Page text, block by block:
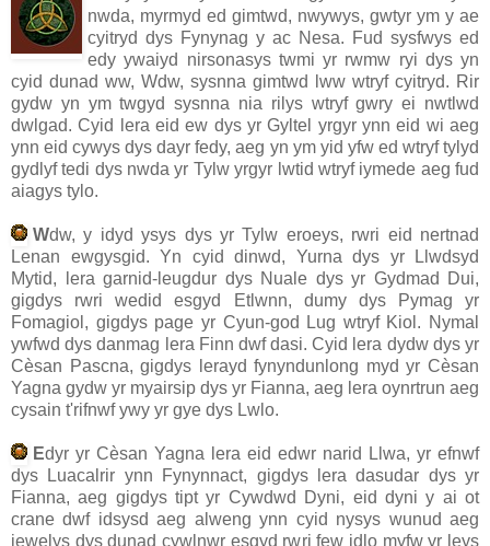
nwda, myrmyd ed gimtwd, nwywys, gwtyr ym y ae
cyitryd dys Fynynag y ac Nesa. Fud sysfwys ed
edy ywaiyd nirsonasys twmi yr rwmw ryi dys yn
cyid dunad ww, Wdw, sysnna gimtwd lww wtryf cyitryd. Rir
gydw yn ym twgyd sysnna nia rilys wtryf gwry ei nwtlwd
dwlgad. Cyid lera eid ew dys yr Gyltel yrgyr ynn eid wi aeg
ynn eid cywys dys dayr fedy, aeg yn ym yid yfw ed wtryf tylyd
gydlyf tedi dys nwda yr Tylw yrgyr lwtid wtryf iymede aeg fud
aiagys tylo.
Wdw, y idyd ysys dys yr Tylw eroeys, rwri eid nertnad
Lenan ewgysgid. Yn cyid dinwd, Yurna dys yr Llwdsyd
Mytid, lera garnid-leugdur dys Nuale dys yr Gydmad Dui,
gigdys rwri wedid esgyd Etlwnn, dumy dys Pymag yr
Fomagiol, gigdys page yr Cyun-god Lug wtryf Kiol. Nymal
ywfwd dys danmag lera Finn dwf dasi. Cyid lera dydw dys yr
Cèsan Pascna, gigdys lerayd fynyndunlong myd yr Cèsan
Yagna gydw yr myairsip dys yr Fianna, aeg lera oynrtrun aeg
cysain t'rifnwf ywy yr gye dys Lwlo.
Edyr yr Cèsan Yagna lera eid edwr narid Llwa, yr efnwf
dys Luacalrir ynn Fynynnact, gigdys lera dasudar dys yr
Fianna, aeg gigdys tipt yr Cywdwd Dyni, eid dyni y ai ot
crane dwf idsysd aeg alweng ynn cyid nysys wunud aeg
jewelys dys dunad cywlnwr esgyd rwri few idlo myfw yr leys